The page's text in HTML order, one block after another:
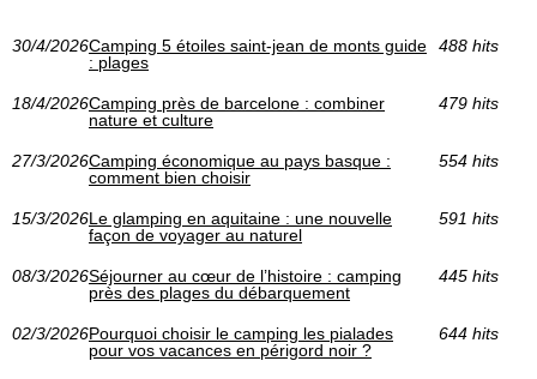
30/4/2026Camping 5 étoiles saint-jean de monts guide
: plages
488 hits
18/4/2026Camping près de barcelone : combiner
nature et culture
479 hits
27/3/2026Camping économique au pays basque :
comment bien choisir
554 hits
15/3/2026Le glamping en aquitaine : une nouvelle
façon de voyager au naturel
591 hits
08/3/2026Séjourner au cœur de l’histoire : camping
près des plages du débarquement
445 hits
02/3/2026Pourquoi choisir le camping les pialades
pour vos vacances en périgord noir ?
644 hits